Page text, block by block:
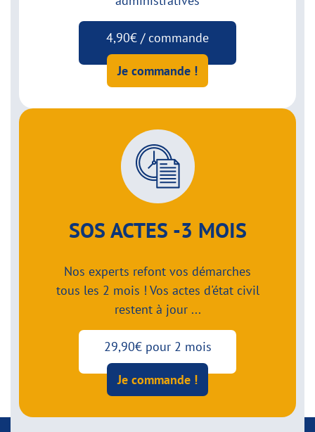
4,90€ / commande
Je commande !
SOS ACTES -3 MOIS
Nos experts refont vos démarches
tous les 2 mois ! Vos actes d'état civil
restent à jour ...
29,90€ pour 2 mois
Je commande !